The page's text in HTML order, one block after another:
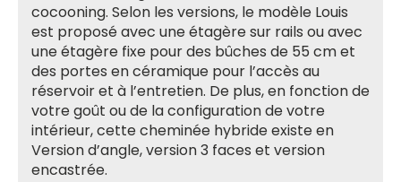
cocooning. Selon les versions, le modèle Louis
est proposé avec une étagère sur rails ou avec
une étagère fixe pour des bûches de 55 cm et
des portes en céramique pour l’accès au
réservoir et à l’entretien. De plus, en fonction de
votre goût ou de la configuration de votre
intérieur, cette cheminée hybride existe en
Version d’angle, version 3 faces et version
encastrée.